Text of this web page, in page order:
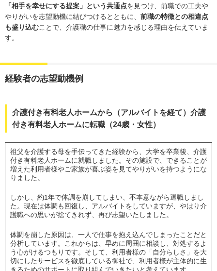
「相手を幸せにする提案」という共通点を見つけ、前職での工夫や
やりがいを志望動機に結びつけるとともに、 前職の特徴との相違点
も盛り込むことで、介護職の仕事に魅力を感じる理由を伝えていま
す。
経験者の志望動機例
介護付き有料老人ホームから（アルバイトを経て）介護
付き有料老人ホームに転職（24歳・女性）
祖父を介護する母を手伝ってきた経験から、大学を卒業後、介護
付き有料老人ホームに就職しました。その施設で、できることが
増えた利用者様やご家族が喜ぶ姿を見てやりがいを持つようにな
りました。
しかし、約1年で体調を崩してしまい、不本意ながら退職しまし
た。現在は体調も回復し、アルバイトをしていますが、やはり介
護職への思いが捨てきれず、再び志望いたしました。
体調を崩した原因は、一人で仕事を抱え込んでしまったことだと
分析しています。これからは、早めに周囲に相談し、対処するよ
う心がけるつもりです。そして、利用者様の「自分らしさ」を大
切にしたサービスを徹底している御社で、利用者様が主体的に生
きるためのサポートに取り組んでいきたいと考えています。